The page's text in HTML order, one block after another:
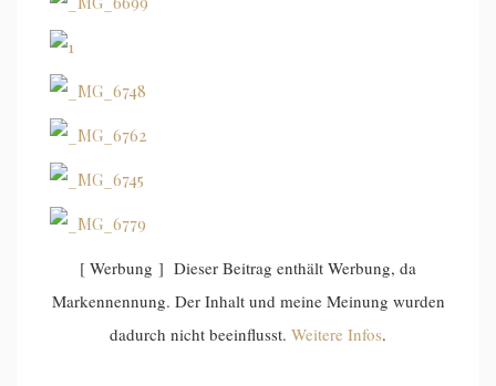
[ Werbung ] Dieser Beitrag enthält Werbung, da
Markennennung. Der Inhalt und meine Meinung wurden
dadurch nicht beeinflusst. Weitere Infos.